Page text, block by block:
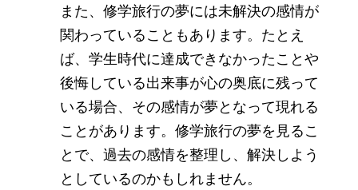
また、修学旅行の夢には未解決の感情が
関わっていることもあります。たとえ
ば、学生時代に達成できなかったことや
後悔している出来事が心の奥底に残って
いる場合、その感情が夢となって現れる
ことがあります。修学旅行の夢を見るこ
とで、過去の感情を整理し、解決しよう
としているのかもしれません。